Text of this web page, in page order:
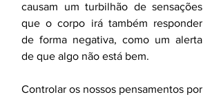
causam um turbilhão de sensações
que o corpo irá também responder
de forma negativa, como um alerta
de que algo não está bem.
Controlar os nossos pensamentos por